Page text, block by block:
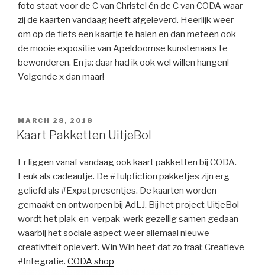
foto staat voor de C van Christel én de C van CODA waar
zij de kaarten vandaag heeft afgeleverd. Heerlijk weer
om op de fiets een kaartje te halen en dan meteen ook
de mooie expositie van Apeldoornse kunstenaars te
bewonderen. En ja: daar had ik ook wel willen hangen!
Volgende x dan maar!
POSTED
ON
MARCH 28, 2018
Kaart Pakketten UitjeBol
Er liggen vanaf vandaag ook kaart pakketten bij CODA.
Leuk als cadeautje. De #Tulpfiction pakketjes zijn erg
geliefd als #Expat presentjes. De kaarten worden
gemaakt en ontworpen bij AdLJ. Bij het project UitjeBol
wordt het plak-en-verpak-werk gezellig samen gedaan
waarbij het sociale aspect weer allemaal nieuwe
creativiteit oplevert. Win Win heet dat zo fraai: Creatieve
#Integratie. CODA shop